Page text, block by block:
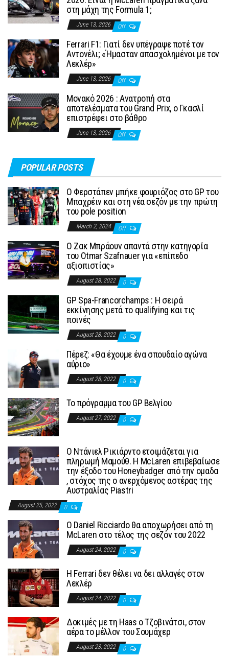
στη μάχη της Formula 1;
June 13, 2026 Off
Ferrari F1: Γιατί δεν υπέγραψε ποτέ τον
Αντονέλι; «Ήμασταν απασχολημένοι με τον
Λεκλέρ»
June 13, 2026 Off
Μονακό 2026 : Ανατροπή στα
αποτελέσματα του Grand Prix, ο Γκασλί
επιστρέφει στο βάθρο
June 13, 2026 Off
POPULAR POSTS
Ο Φερστάπεν μπήκε φουριόζος στο GP του
Μπαχρέιν και στη νέα σεζόν με την πρώτη
του pole position
March 2, 2024 Off
Ο Ζακ Μπράουν απαντά στην κατηγορία
του Otmar Szafnauer για «επίπεδο
αξιοπιστίας»
August 28, 2022 0
GP Spa-Francorchamps : Η σειρά
εκκίνησης μετά το qualifying και τις
ποινές
August 28, 2022 0
Πέρεζ: «Θα έχουμε ένα σπουδαίο αγώνα
αύριο»
August 28, 2022 0
To πρόγραμμα του GP Βελγίου
August 27, 2022 0
Ο Ντάνιελ Ρικιάρντο ετοιμάζεται για
πληρωμή Μαμούθ. Η McLaren επιβεβαίωσε
την έξοδο του Honeybadger από την ομαδα
, στόχος της ο ανερχόμενος αστέρας της
Αυστραλίας Piastri
August 25, 2022 0
Ο Daniel Ricciardo θα αποχωρήσει από τη
McLaren στο τέλος της σεζόν του 2022
August 24, 2022 0
H Ferrari δεν θέλει να δει αλλαγές στον
Λεκλέρ
August 24, 2022 0
Δοκιμές με τη Haas o Τζοβινάτσι, στον
αέρα το μέλλον του Σουμάχερ
August 23, 2022 0